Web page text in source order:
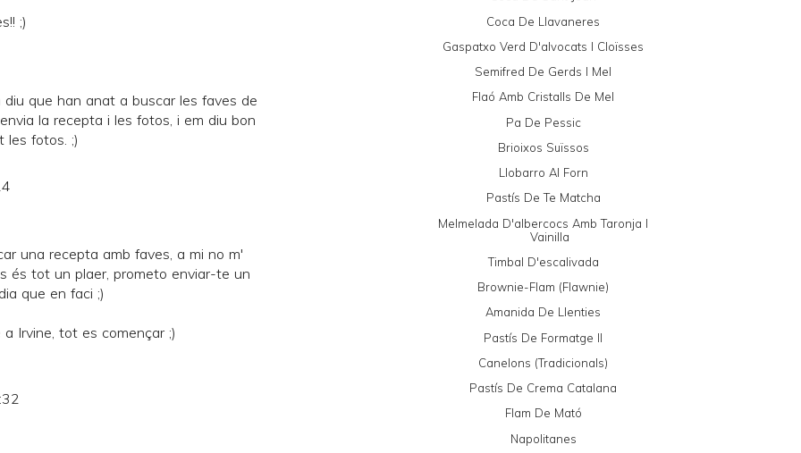
;)
diu que han anat a buscar les faves de
la recepta i les fotos, i em diu bon
les fotos. ;)
una recepta amb faves, a mi no m'
és tot un plaer, prometo enviar-te un
que en faci ;)
Irvine, tot es començar ;)
Coca De Llavaneres
Gaspatxo Verd D'alvocats I Cloïsses
Semifred De Gerds I Mel
Flaó Amb Cristalls De Mel
Pa De Pessic
Brioixos Suïssos
Llobarro Al Forn
Pastís De Te Matcha
Melmelada D'albercocs Amb Taronja I
Vainilla
Timbal D'escalivada
Brownie-Flam (Flawnie)
Amanida De Llenties
Pastís De Formatge II
Canelons (tradicionals)
Pastís De Crema Catalana
Flam De Mató
Napolitanes